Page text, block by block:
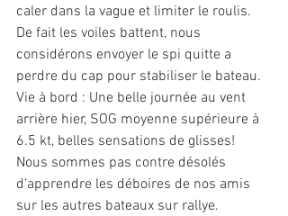
caler dans la vague et limiter le roulis.
De fait les voiles battent, nous
considérons envoyer le spi quitte a
perdre du cap pour stabiliser le bateau.
Vie à bord : Une belle journée au vent
arrière hier, SOG moyenne supérieure à
6.5 kt, belles sensations de glisses!
Nous sommes pas contre désolés
d’apprendre les déboires de nos amis
sur les autres bateaux sur rallye.